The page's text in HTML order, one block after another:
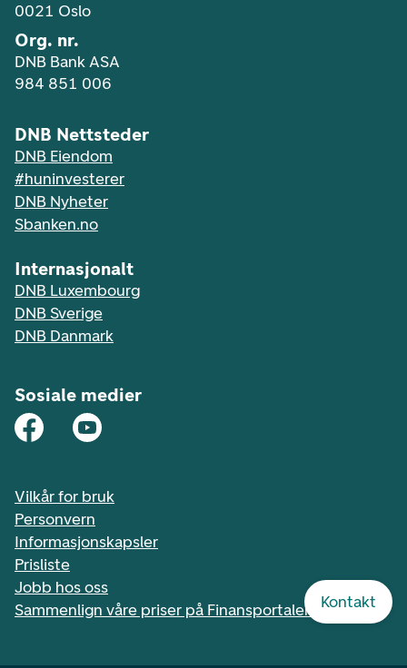
Kontakt
0021 Oslo
Org. nr.
DNB Bank ASA
984 851 006
DNB Nettsteder
DNB Eiendom
#huninvesterer
DNB Nyheter
Sbanken.no
Internasjonalt
DNB Luxembourg
DNB Sverige
DNB Danmark
Sosiale medier
Vilkår for bruk
Personvern
Informasjonskapsler
Prisliste
Jobb hos oss
Sammenlign våre priser på Finansportalen.no